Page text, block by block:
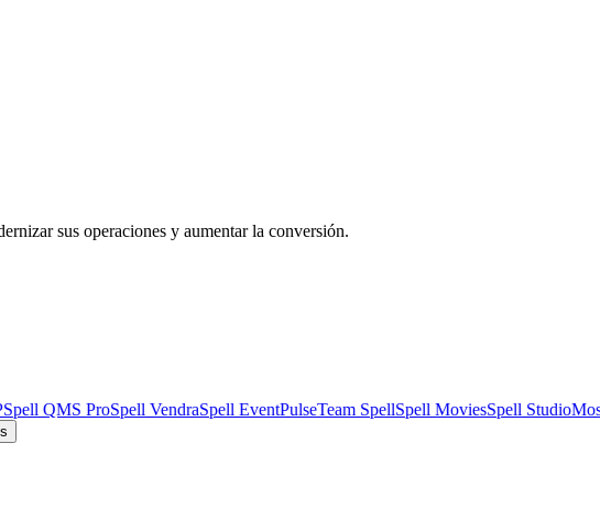
sus operaciones y aumentar la conversión.
QMS ProSpell VendraSpell EventPulseTeam SpellSpell MoviesSpell Studio